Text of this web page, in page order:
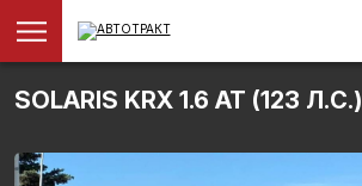
SOLARIS KRX 1.6 AT (123 Л.С.)